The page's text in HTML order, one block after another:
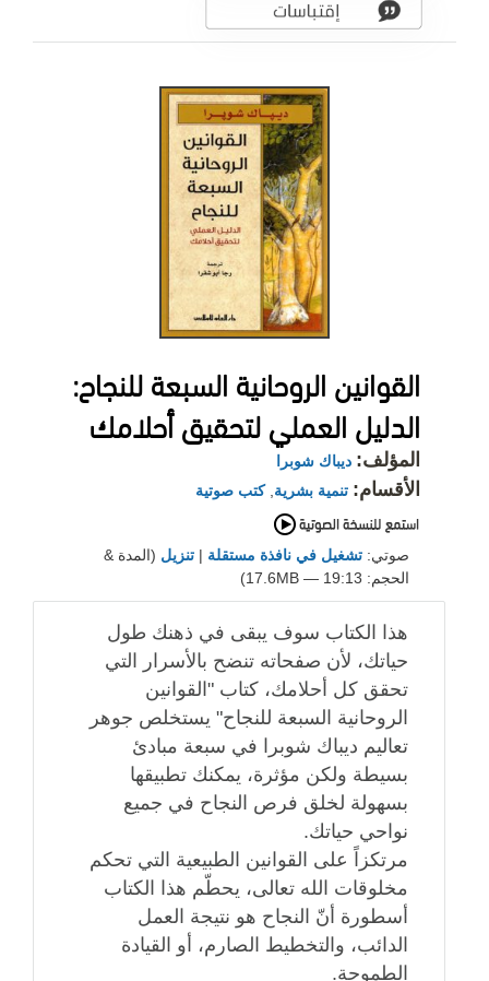
القوانين الروحانية السبعة للنجاح:
الدليل العملي لتحقيق أحلامك
المؤلف: ديباك شوبرا
الأقسام: تنمية بشرية ,كتب صوتية
صوتي: تشغيل في نافذة مستقلة | تنزيل (المدة &
الحجم: 19:13 — 17.6MB)
هذا الكتاب سوف يبقى في ذهنك طول
حياتك، لأن صفحاته تنضح بالأسرار التي
تحقق كل أحلامك، كتاب "القوانين
الروحانية السبعة للنجاح" يستخلص جوهر
تعاليم ديباك شوبرا في سبعة مبادئ
بسيطة ولكن مؤثرة، يمكنك تطبيقها
بسهولة لخلق فرص النجاح في جميع
نواحي حياتك.
مرتكزاً على القوانين الطبيعية التي تحكم
مخلوقات الله تعالى، يحطّم هذا الكتاب
أسطورة أنّ النجاح هو نتيجة العمل
الدائب، والتخطيط الصارم، أو القيادة
الطموحة.